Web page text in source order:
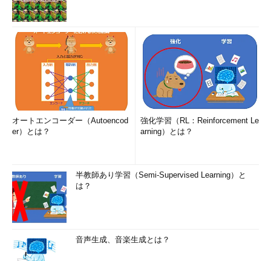
オートエンコーダー（Autoencod
er）とは？
強化学習（RL：Reinforcement Le
arning）とは？
半教師あり学習（Semi-Supervised Learning）と
は？
音声生成、音楽生成とは？